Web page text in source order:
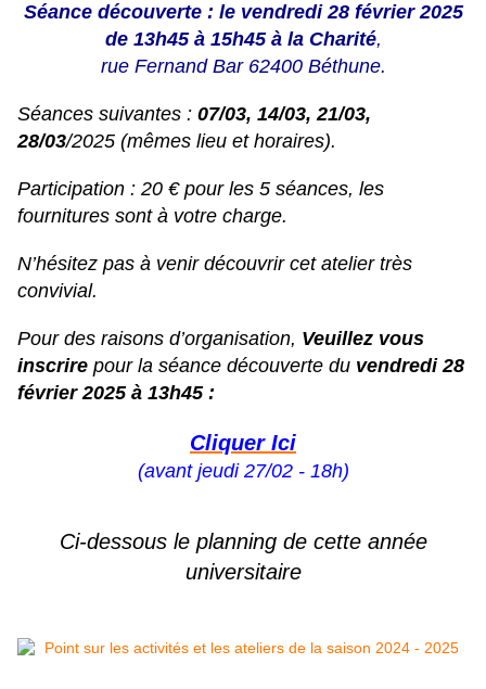
Séance découverte : le vendredi 28 février 2025
de 13h45 à 15h45 à la Charité,
rue Fernand Bar 62400 Béthune.
Séances suivantes : 07/03, 14/03, 21/03,
28/03/2025 (mêmes lieu et horaires).
Participation : 20 € pour les 5 séances, les
fournitures sont à votre charge.
N’hésitez pas à venir découvrir cet atelier très
convivial.
Pour des raisons d’organisation, Veuillez vous
inscrire pour la séance découverte du vendredi 28
février 2025 à 13h45 :
Cliquer Ici
(avant jeudi 27/02 - 18h)
Ci-dessous le planning de cette année
universitaire